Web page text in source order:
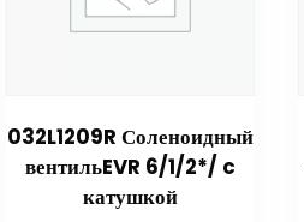
032L1209R Соленоидный
вентильEVR 6/1/2*/ c
катушкой